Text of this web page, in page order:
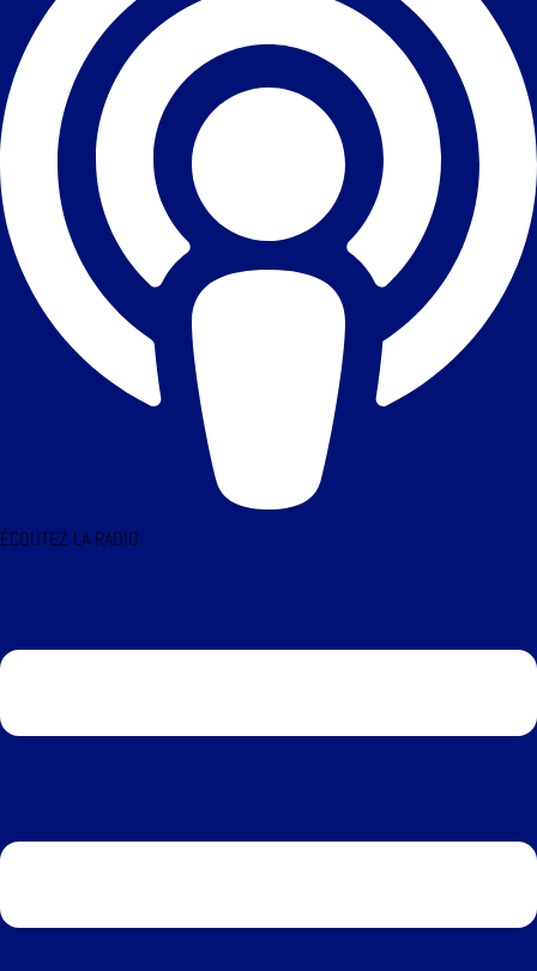
ÉCOUTEZ LA RADIO